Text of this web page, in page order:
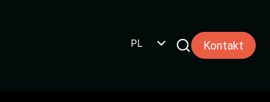
PL
Kontakt